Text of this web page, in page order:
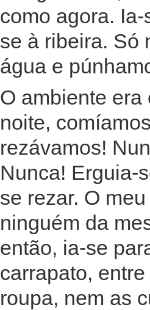
como agora.
se à ribeira. Só
água e
O ambiente
noite,
rezávamos!
Nunca! Erguia-
se rezar. O
ninguém da
então, ia-se
carrapato,
roupa, nem as